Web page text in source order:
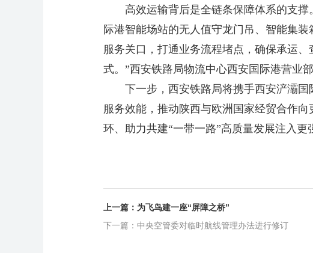
高效运输背后是全链条保障体系的支撑
际港智能场站的无人值守龙门吊、智能集
服务关口，打通业务流程堵点，确保承运
式。”西安铁路局物流中心西安国际港营业
下一步，西安铁路局将携手西安浐灞国
服务效能，推动陕西与欧洲国家经贸合作
环、助力共建“一带一路”高质量发展注入更
上一篇：为飞鸟建一座“屏障之桥”
下一篇：中央空管委对临时航线管理办法进行修订